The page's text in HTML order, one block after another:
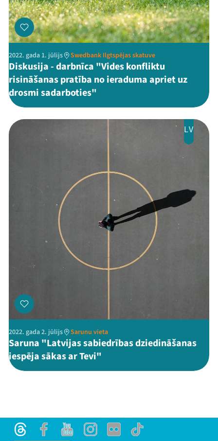
2022. gada 1. jūlijs Swedbank Ilgtspējas skatuve
Diskusija - darbnīca "Vides konfliktu
risināšanas pratība no ieraduma apriet uz
drosmi sadarboties"
LV
2022. gada 2. jūlijs Sarunu vieta
Saruna "Latvijas sabiedrības dziedināšanas
iespēja sākas ar Tevi"
ThreadsFacebookYoutubeInstagram
Flick TikTok